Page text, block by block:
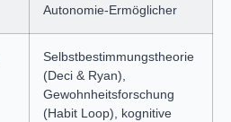
Autonomie-Ermöglicher
Selbstbestimmungstheorie
(Deci & Ryan),
Gewohnheitsforschung
(Habit Loop), kognitive